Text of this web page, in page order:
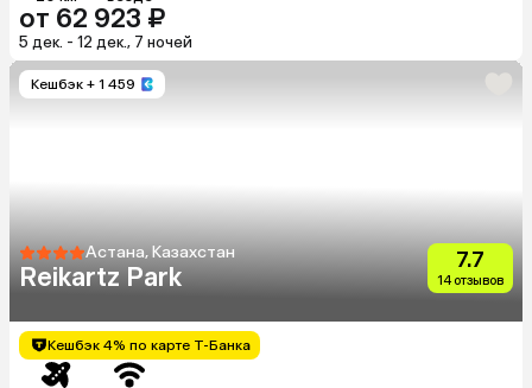
от 62 923 ₽
5 дек. - 12 дек., 7 ночей
Кешбэк + 1 459
Астана, Казахстан
Reikartz Park
7.7
14 отзывов
Кешбэк 4% по карте Т-Банка